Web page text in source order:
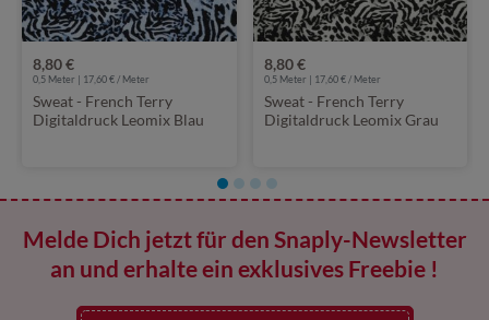
8,80 €
0,5 Meter | 17,60 € / Meter
Sweat - French Terry
Digitaldruck Leomix Blau
8,80 €
0,5 Meter | 17,60 € / Meter
Sweat - French Terry
Digitaldruck Leomix Grau
Melde Dich jetzt für den Snaply-Newsletter
an und erhalte ein exklusives Freebie !